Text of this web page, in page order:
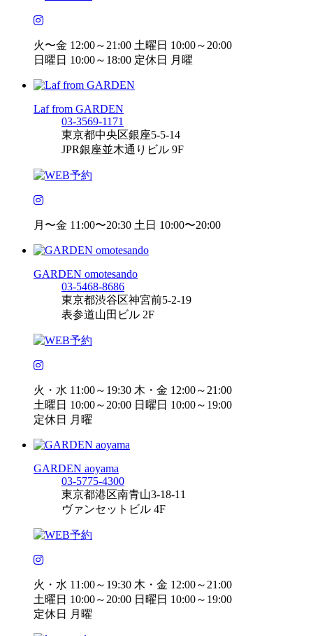
火〜金 12:00～21:00 土曜日 10:00～20:00
日曜日 10:00～18:00 定休日 月曜
Laf from GARDEN
03-3569-1171
東京都中央区銀座5-5-14
JPR銀座並木通りビル 9F
月〜金 11:00〜20:30 土日 10:00〜20:00
GARDEN omotesando
03-5468-8686
東京都渋谷区神宮前5-2-19
表参道山田ビル 2F
火・水 11:00～19:30 木・金 12:00～21:00
土曜日 10:00～20:00 日曜日 10:00～19:00
定休日 月曜
GARDEN aoyama
03-5775-4300
東京都港区南青山3-18-11
ヴァンセットビル 4F
火・水 11:00～19:30 木・金 12:00～21:00
土曜日 10:00～20:00 日曜日 10:00～19:00
定休日 月曜